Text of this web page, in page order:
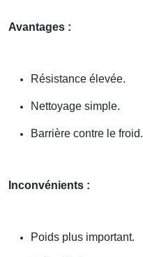
Avantages :
Résistance élevée.
Nettoyage simple.
Barrière contre le froid.
Inconvénients :
Poids plus important.